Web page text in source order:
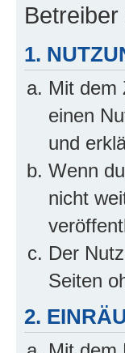
1.
Mit dem
einen
und
Wenn
nicht
Der
Seiten
2.